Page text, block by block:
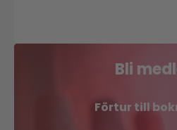
Bli
Förtur till